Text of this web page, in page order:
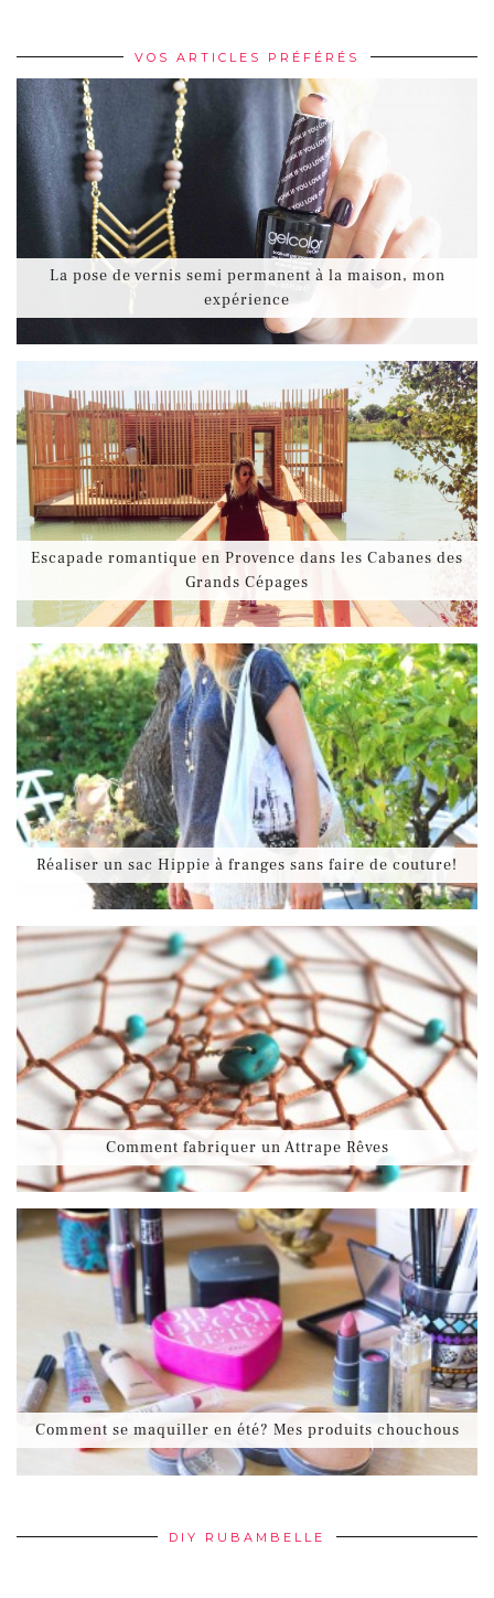
VOS ARTICLES PRÉFÉRÉS
La pose de vernis semi permanent à la maison, mon
expérience
Escapade romantique en Provence dans les Cabanes des
Grands Cépages
Réaliser un sac Hippie à franges sans faire de couture!
Comment fabriquer un Attrape Rêves
Comment se maquiller en été? Mes produits chouchous
DIY RUBAMBELLE